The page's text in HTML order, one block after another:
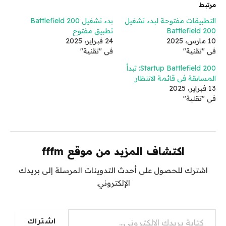
مرتبط
التطبيقات مفتوحة لبدء تشغيل
Battlefield 200
10 مارس، 2025
في "تقنية"
بدء تشغيل Battlefield 200
تطبيق مفتوح
24 فبراير، 2025
في "تقنية"
Startup Battlefield 200: تبدأ
المسابقة في قائمة الانتظار
13 فبراير، 2025
في "تقنية"
اكتشاف المزيد من موقع fffm
اشترك للحصول على أحدث التدوينات المرسلة إلى بريدك
الإلكتروني.
كتابة بريدك الإلكتروني...
اشتراك